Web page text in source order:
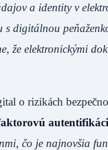
a identity v
digitálnou
že elektronickými
o rizikách
čo je najnovšia